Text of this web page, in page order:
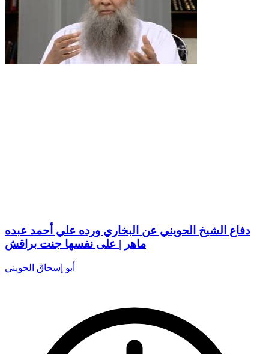
دفاع الشيخ الحويني عن البخاري ورده علي أحمد عبده
ماهر | على نفسها جنت براقش
أبو إسحاق الحويني